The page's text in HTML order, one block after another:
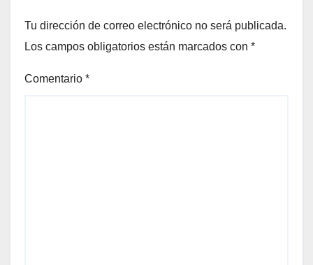
Tu dirección de correo electrónico no será publicada.
Los campos obligatorios están marcados con *
Comentario *